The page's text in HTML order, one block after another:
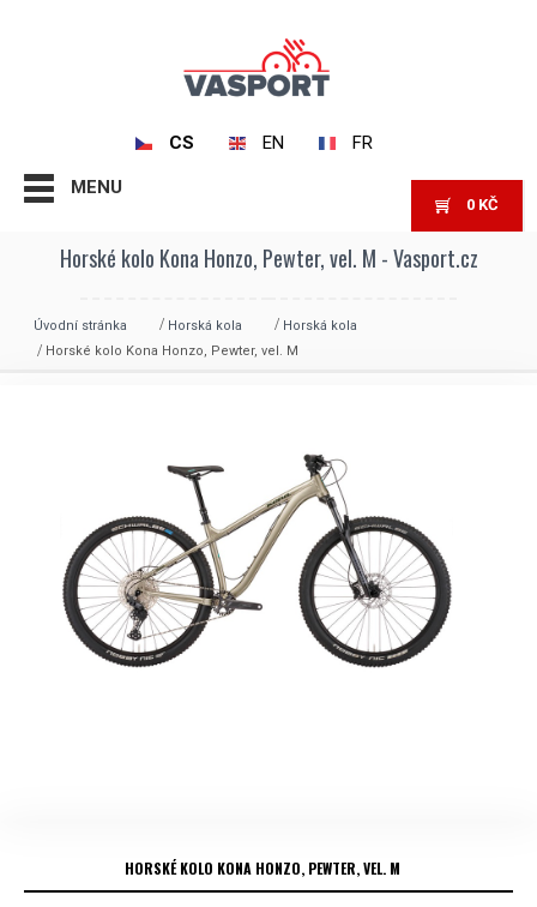
CS EN FR
MENU
0 KČ
Horské kolo Kona Honzo, Pewter, vel. M - Vasport.cz
Úvodní stránka Horská kola
Horská kola
Horské kolo Kona Honzo, Pewter, vel. M
HORSKÉ KOLO KONA HONZO, PEWTER, VEL. M